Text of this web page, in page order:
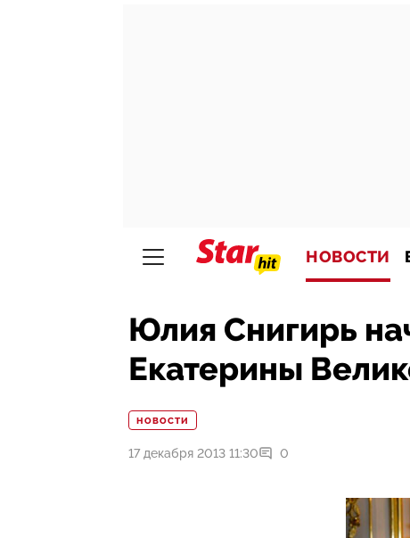
НОВОСТИ
Юлия Снигирь
Екатерины
НОВОСТИ
17 декабря 2013 11:30 0